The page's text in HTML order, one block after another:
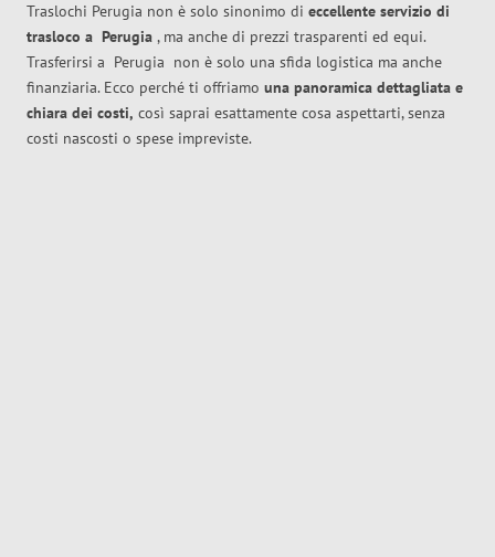
Traslochi Perugia non è solo sinonimo di eccellente servizio di
trasloco a Perugia , ma anche di prezzi trasparenti ed equi.
Trasferirsi a Perugia non è solo una sfida logistica ma anche
finanziaria. Ecco perché ti offriamo una panoramica dettagliata e
chiara dei costi, così saprai esattamente cosa aspettarti, senza
costi nascosti o spese impreviste.